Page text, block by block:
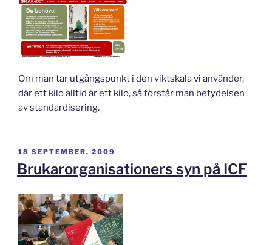
Om man tar utgångspunkt i den viktskala vi använder,
där ett kilo alltid är ett kilo, så förstår man betydelsen
av standardisering.
PUBLICERAT
18 SEPTEMBER, 2009
Brukarorganisationers syn på ICF